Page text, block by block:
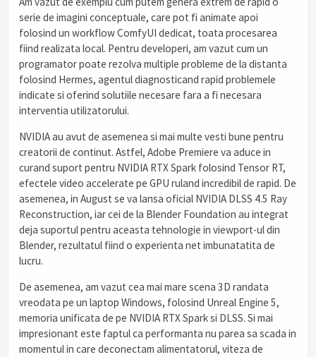
serie de imagini conceptuale, care pot fi animate apoi
folosind un workflow ComfyUI dedicat, toata procesarea
fiind realizata local. Pentru developeri, am vazut cum un
programator poate rezolva multiple probleme de la distanta
folosind Hermes, agentul diagnosticand rapid problemele
indicate si oferind solutiile necesare fara a fi necesara
interventia utilizatorului.
NVIDIA au avut de asemenea si mai multe vesti bune pentru
creatorii de continut. Astfel, Adobe Premiere va aduce in
curand suport pentru NVIDIA RTX Spark folosind Tensor RT,
efectele video accelerate pe GPU ruland incredibil de rapid. De
asemenea, in August se va lansa oficial NVIDIA DLSS 4.5 Ray
Reconstruction, iar cei de la Blender Foundation au integrat
deja suportul pentru aceasta tehnologie in viewport-ul din
Blender, rezultatul fiind o experienta net imbunatatita de
lucru.
De asemenea, am vazut cea mai mare scena 3D randata
vreodata pe un laptop Windows, folosind Unreal Engine 5,
memoria unificata de pe NVIDIA RTX Spark si DLSS. Si mai
impresionant este faptul ca performanta nu parea sa scada in
momentul in care deconectam alimentatorul, viteza de